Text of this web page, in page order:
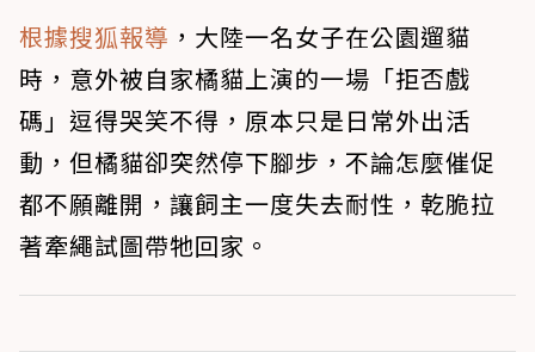
根據搜狐報導 ，大陸一名女子在公園遛貓
時，意外被自家橘貓上演的一場「拒否戲
碼」逗得哭笑不得，原本只是日常外出活
動，但橘貓卻突然停下腳步，不論怎麼催促
都不願離開，讓飼主一度失去耐性，乾脆拉
著牽繩試圖帶牠回家。